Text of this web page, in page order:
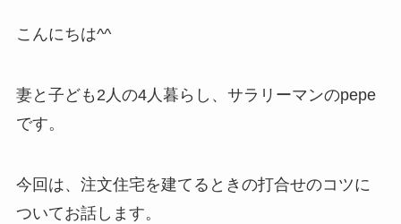
こんにちは^^
妻と子ども2人の4人暮らし、サラリーマンのpepe
です。
今回は、注文住宅を建てるときの打合せのコツに
ついてお話します。